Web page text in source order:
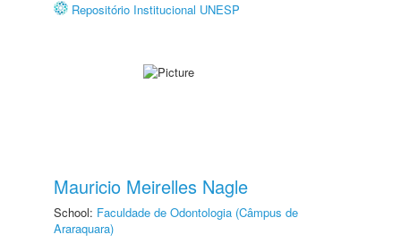
Repositório Institucional UNESP
Mauricio Meirelles Nagle
School: Faculdade de Odontologia (Câmpus de
Araraquara)